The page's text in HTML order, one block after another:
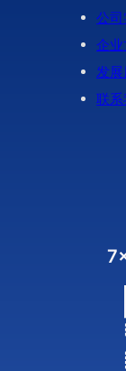
公司
企
发
联